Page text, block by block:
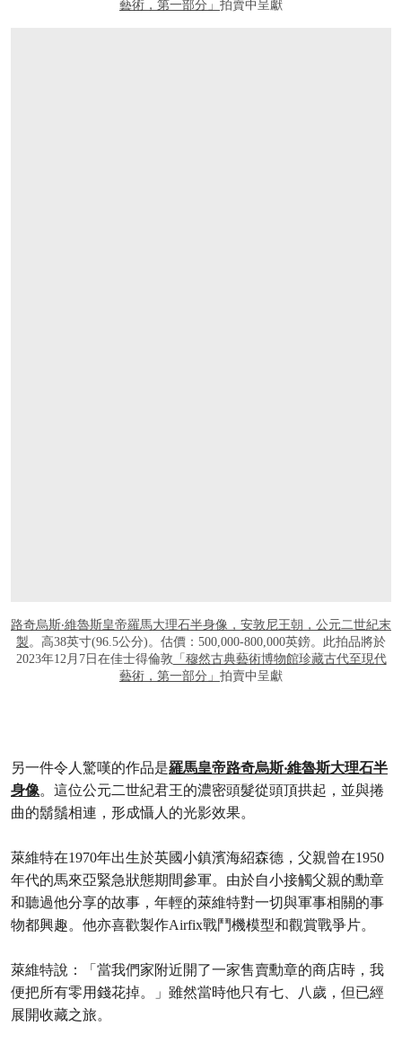
藝術，第一部分」 拍賣中呈獻
路奇烏斯‧維魯斯皇帝羅馬大理石半身像，安敦尼王朝，公元二世紀末
製 。高38英寸(96.5公分)。估價：500,000-800,000英鎊。此拍品將於
2023年12月7日在佳士得倫敦 「穆然古典藝術博物館珍藏古代至現代
藝術，第一部分」 拍賣中呈獻
另一件令人驚嘆的作品是羅馬皇帝路奇烏斯‧維魯斯大理石半
身像。這位公元二世紀君王的濃密頭髮從頭頂拱起，並與捲
曲的鬍鬚相連，形成懾人的光影效果。
萊維特在1970年出生於英國小鎮濱海紹森德，父親曾在1950
年代的馬來亞緊急狀態期間參軍。由於自小接觸父親的勳章
和聽過他分享的故事，年輕的萊維特對一切與軍事相關的事
物都興趣。他亦喜歡製作Airfix戰鬥機模型和觀賞戰爭片。
萊維特說：「當我們家附近開了一家售賣勳章的商店時，我
便把所有零用錢花掉。」雖然當時他只有七、八歲，但已經
展開收藏之旅。